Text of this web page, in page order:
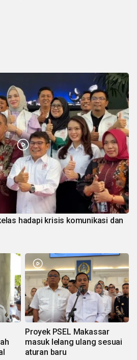
hadapi krisis komunikasi dan
Proyek PSEL Makassar
masuk lelang ulang sesuai
aturan baru